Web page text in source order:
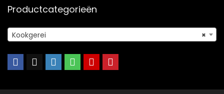
Productcategorieën
×
Kookgerei